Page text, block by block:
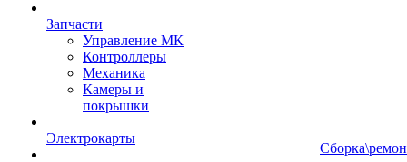
Запчасти
Управление МК
Контроллеры
Механика
Камеры и
покрышки
Электрокарты